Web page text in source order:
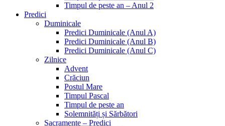
Timpul de peste an – Anul 2
Predici
Duminicale
Predici Duminicale (Anul A)
Predici Duminicale (Anul B)
Predici Duminicale (Anul C)
Zilnice
Advent
Crăciun
Postul Mare
Timpul Pascal
Timpul de peste an
Solemnități și Sărbători
Sacramente – Predici